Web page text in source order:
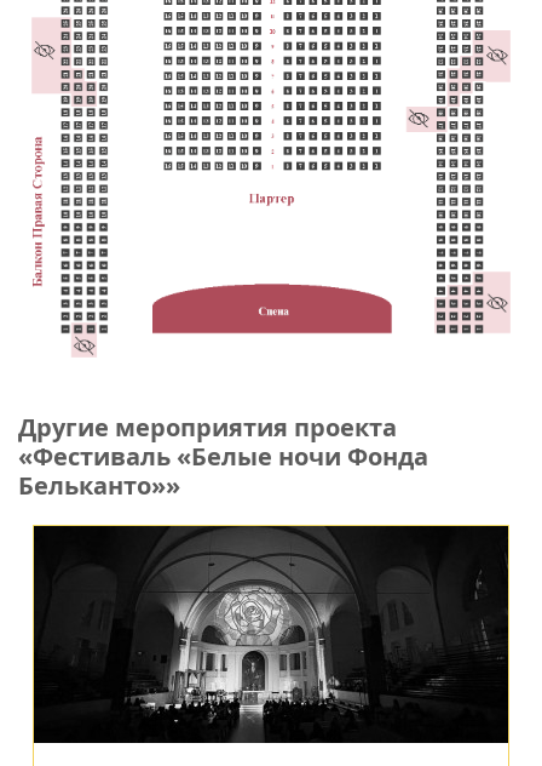
Другие мероприятия проекта
«Фестиваль «Белые ночи Фонда
Бельканто»»